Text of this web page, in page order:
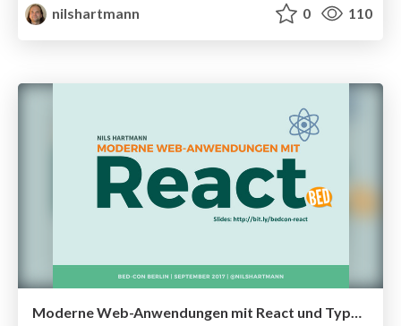
nilshartmann
0 110
Moderne Web-Anwendungen mit React und TypeScript